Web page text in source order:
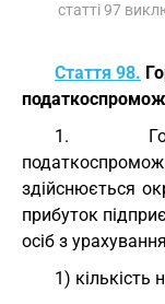
статті 97
Стаття 98.
1.
здійснюється
прибуток
осіб з
1) кількість